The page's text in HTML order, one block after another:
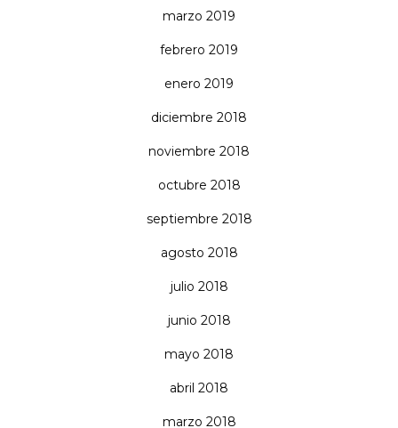
marzo 2019
febrero 2019
enero 2019
diciembre 2018
noviembre 2018
octubre 2018
septiembre 2018
agosto 2018
julio 2018
junio 2018
mayo 2018
abril 2018
marzo 2018